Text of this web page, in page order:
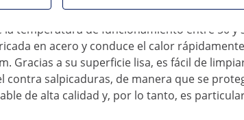
la temperatura se mantenga de forma
temperatura de funcionamiento entre 50
en acero y conduce el calor
Gracias a su superficie lisa, es fácil de
salpicaduras, de manera que se
de alta calidad y, por lo tanto, es